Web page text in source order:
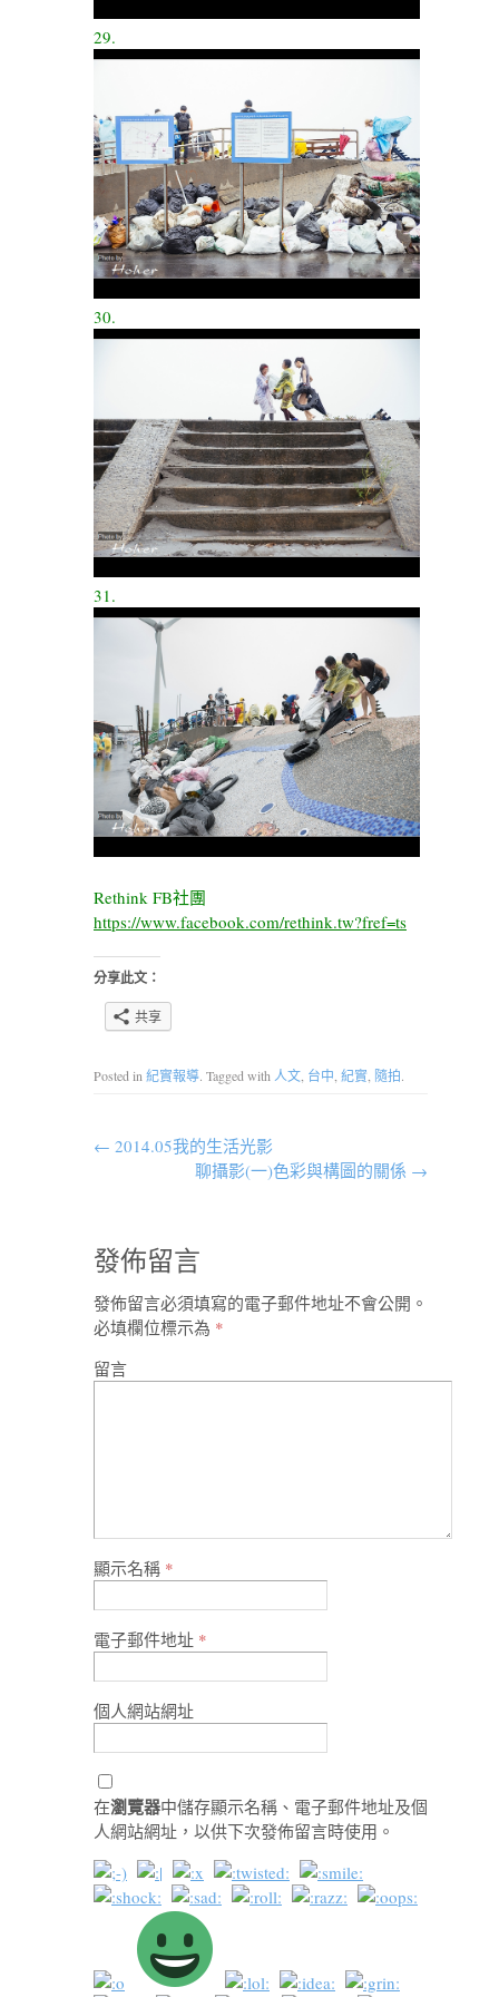
29.
30.
31.
Rethink FB社團
https://www.facebook.com/rethink.tw?fref=ts
分享此文：
共享
Posted in紀實報導. Tagged with人文, 台中, 紀實, 隨拍.
← 2014.05我的生活光影
聊攝影(一)色彩與構圖的關係 →
發佈留言
發佈留言必須填寫的電子郵件地址不會公開。
必填欄位標示為 *
留言
顯示名稱 *
電子郵件地址 *
個人網站網址
在瀏覽器中儲存顯示名稱、電子郵件地址及個
人網站網址，以供下次發佈留言時使用。